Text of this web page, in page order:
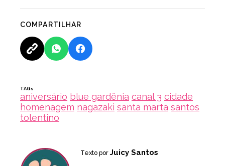
COMPARTILHAR
TAGs
aniversário blue gardênia canal 3 cidade
homenagem nagazaki santa marta santos
tolentino
Texto por Juicy Santos